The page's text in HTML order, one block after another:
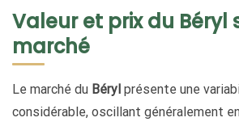
Valeur et prix du Béryl
marché
Le marché du Béryl présente une
considérable, oscillant généralement